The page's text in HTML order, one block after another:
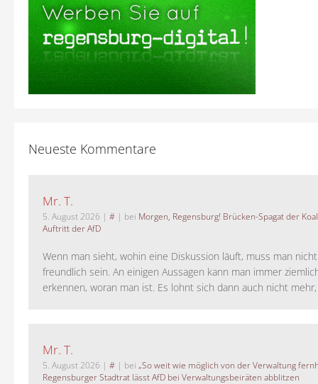
Neueste Kommentare
Mr. T.
5. August 2026 | # | bei Morgen, Regensburg! Brücken-Spagat der
Auftritt der AfD
Wenn man sieht, wohin eine Diskussion läuft, muss man
freundlich sein. An einigen Aussagen kann man immer
erkennen, woran man ist. Es lohnt sich dann auch nicht mehr,
Mr. T.
5. August 2026 | # | bei „So weit wie möglich von der Verwaltung
Regensburger Stadtrat lässt AfD bei Verwaltungsbeiräten abblitzen